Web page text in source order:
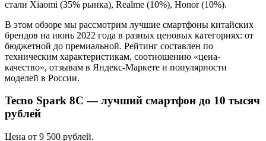
стали Xiaomi (35% рынка), Realme (10%), Honor (10%).
В этом обзоре мы рассмотрим лучшие смартфоны китайских
брендов на июнь 2022 года в разных ценовых категориях: от
бюджетной до премиальной. Рейтинг составлен по
техническим характеристикам, соотношению «цена-
качество», отзывам в Яндекс-Маркете и популярности
моделей в России.
Tecno Spark 8C — лучший смартфон до 10 тысяч
рублей
Цена от 9 500 рублей.